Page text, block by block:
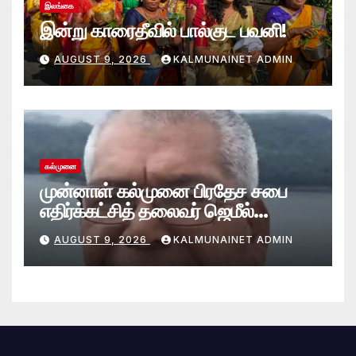
இலங்கை
இன்று காரைதீவில் பால்குட பவனி!
AUGUST 9, 2026 KALMUNAINET ADMIN
கல்முனை
முன்னாள் கல்முனை பிரதேச சபை
எதிர்க்கட்சித் தலைவர் ஜெமீல்
காலமானார்.!
AUGUST 9, 2026 KALMUNAINET ADMIN